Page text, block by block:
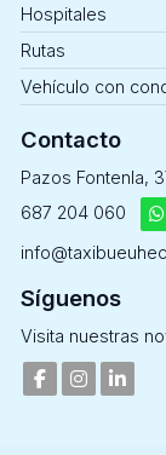
Hospitales
Rutas
Vehículo con
Contacto
Pazos Fontenla,
687 204 060
Síguenos
Visita nuestras